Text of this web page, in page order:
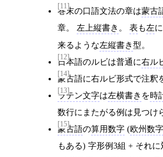
[11]
巻末の口語文法の章は蒙古
章。 左上縦書き 。 表も左
来るような左縦書き型。
[12]
日本語のルビは普通に右ル
[14]
蒙古語に右ルビ形式で注釈
[13]
ラテン文字は左横書き を時
数行にまたがる例は見つけ
[15]
蒙古語の算用数字 (欧州数字
もある) 字形例3組 + それに